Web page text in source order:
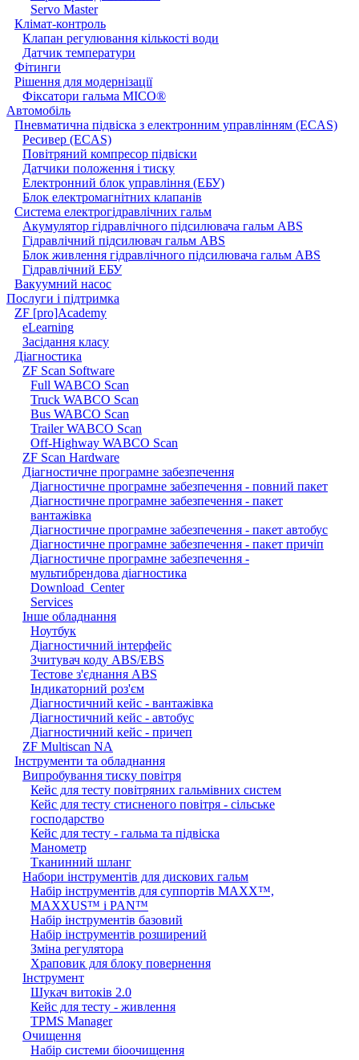
Servo Master
Клімат-контроль
Клапан регулювання кількості води
Датчик температури
Фітинги
Рішення для модернізації
Фіксатори гальма MICO®
Автомобіль
Пневматична підвіска з електронним управлінням (ECAS)
Ресивер (ECAS)
Повітряний компресор підвіски
Датчики положення і тиску
Електронний блок управління (ЕБУ)
Блок електромагнітних клапанів
Система електрогідравлічних гальм
Акумулятор гідравлічного підсилювача гальм ABS
Гідравлічний підсилювач гальм ABS
Блок живлення гідравлічного підсилювача гальм ABS
Гідравлічний ЕБУ
Вакуумний насос
Послуги і підтримка
ZF [pro]Academy
eLearning
Засідання класу
Діагностика
ZF Scan Software
Full WABCO Scan
Truck WABCO Scan
Bus WABCO Scan
Trailer WABCO Scan
Off-Highway WABCO Scan
ZF Scan Hardware
Діагностичне програмне забезпечення
Діагностичне програмне забезпечення - повний пакет
Діагностичне програмне забезпечення - пакет
вантажівка
Діагностичне програмне забезпечення - пакет автобус
Діагностичне програмне забезпечення - пакет причіп
Діагностичне програмне забезпечення -
мультибрендова діагностика
Download_Center
Services
Інше обладнання
Ноутбук
Діагностичний інтерфейс
Зчитувач коду ABS/EBS
Тестове з'єднання ABS
Індикаторний роз'єм
Діагностичний кейс - вантажівка
Діагностичний кейс - автобус
Діагностичний кейс - причеп
ZF Multiscan NA
Інструменти та обладнання
Випробування тиску повітря
Кейс для тесту повітряних гальмівних систем
Кейс для тесту стисненого повітря - сільське
господарство
Кейс для тесту - гальма та підвіска
Манометр
Тканинний шланг
Набори інструментів для дискових гальм
Набір інструментів для суппортів MAXX™,
MAXXUS™ і PAN™
Набір інструментів базовий
Набір інструментів розширений
Зміна регулятора
Храповик для блоку повернення
Інструмент
Шукач витоків 2.0
Кейс для тесту - живлення
TPMS Manager
Очищення
Набір системи біоочищення